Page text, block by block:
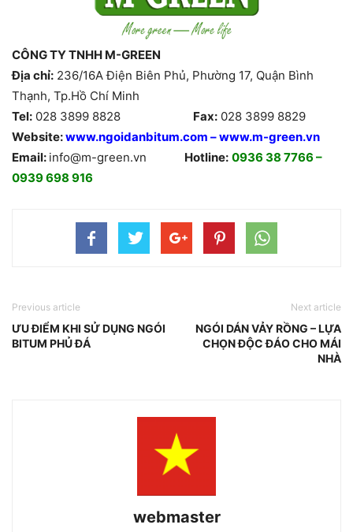
CÔNG TY TNHH M-GREEN
Địa chỉ: 236/16A Điện Biên Phủ, Phường 17, Quận Bình
Thạnh, Tp.Hồ Chí Minh
Tel: 028 3899 8828 Fax: 028 3899 8829
Website:www.ngoidanbitum.com –www.m-green.vn
Email: info@m-green.vn Hotline: 0936 38 7766 –
0939 698 916
Previous article
ƯU ĐIỂM KHI SỬ DỤNG NGÓI
BITUM PHỦ ĐÁ
Next article
NGÓI DÁN VẢY RỒNG – LỰA
CHỌN ĐỘC ĐÁO CHO MÁI
NHÀ
webmaster